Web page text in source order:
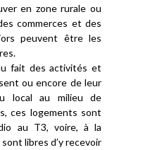
en zone rurale ou
commerces et des
peuvent être les
fait des activités et
ou encore de leur
local au milieu de
ces logements sont
au T3, voire, à la
libres d’y recevoir